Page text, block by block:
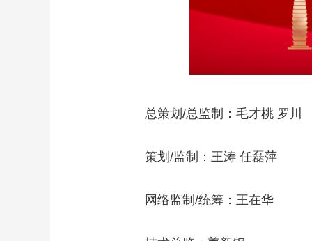
总策划/总监制：毛才桃 罗川
策划/监制：王涛 任磊萍
网络监制/统筹：王在华